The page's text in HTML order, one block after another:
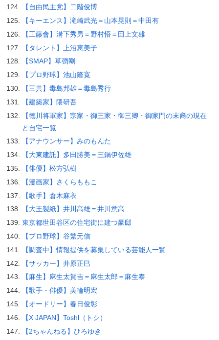
【自由民主党】二階俊博
【キーエンス】滝崎武光＝山本晃則＝中田有
【工藤會】溝下秀男＝野村悟＝田上文雄
【タレント】上沼恵美子
【SMAP】草彅剛
【プロ野球】池山隆寛
【三共】毒島邦雄＝毒島秀行
【建築家】隈研吾
【徳川将軍家】宗家・御三家・御三卿・御家門の末裔の現在
と自宅一覧
【アナウンサー】みのもんた
【大東建託】多田勝美＝三鍋伊佐雄
【俳優】松方弘樹
【漫画家】さくらももこ
【歌手】倉木麻衣
【大王製紙】井川高雄＝井川意高
東京都世田谷区の住宅街に建つ豪邸
【プロ野球】谷繁元信
【調査中】情報提供を募集している芸能人一覧
【サッカー】井原正巳
【麻生】麻生太賀吉＝麻生太郎＝麻生泰
【歌手・俳優】美輪明宏
【オードリー】春日俊彰
【X JAPAN】Toshl（トシ）
【2ちゃんねる】ひろゆき